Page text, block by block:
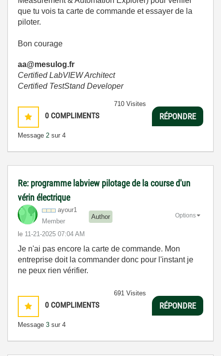
que tu vois ta carte de commande et essayer de la
piloter.
Bon courage
aa@mesulog.fr
Certified LabVIEW Architect
Certified TestStand Developer
0 COMPLIMENTS
Message 2 sur 4
710 Visites
RÉPONDRE
Re: programme labview pilotage de la course d'un
vérin électrique
ayour1
Member
Author
le ‎11-21-2025 07:04 AM
Options
Je n'ai pas encore la carte de commande. Mon
entreprise doit la commander donc pour l'instant je
ne peux rien vérifier.
0 COMPLIMENTS
Message 3 sur 4
691 Visites
RÉPONDRE